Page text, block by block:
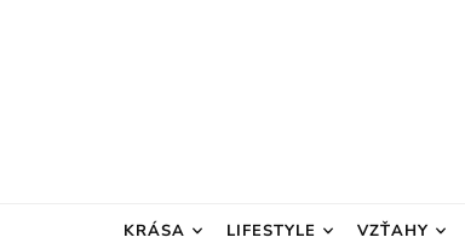
KRÁSA LIFESTYLE VZŤAHY